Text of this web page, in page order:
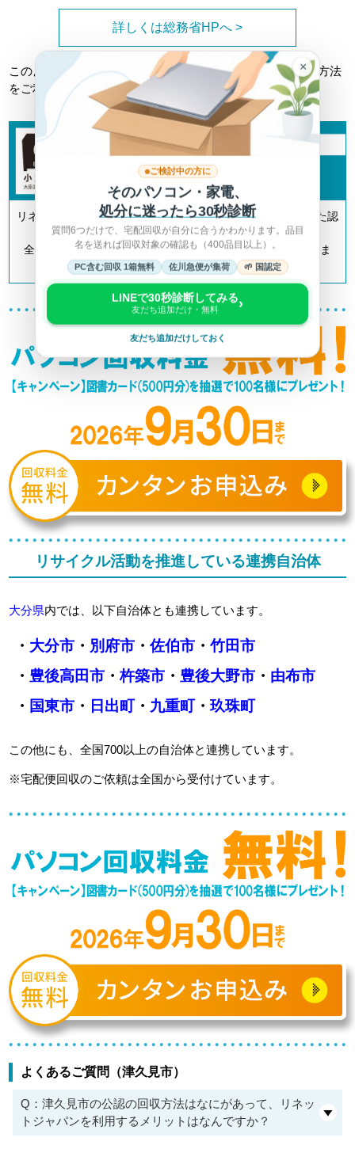
詳しくは総務省HPへ >
このようなトラブルに巻き込まれない為にも、正しい回収方法
をご利用ください。
リネットジャパンは「小型家電リサイクル法」の認定を受けた認
定事業者です。
全国700以上の自治体とも連携してリサイクルを推進していま
す。
リサイクル活動を推進している連携自治体
大分県内では、以下自治体とも連携しています。
・ 大分市・ 別府市・ 佐伯市・ 竹田市
・ 豊後高田市・杵築市・ 豊後大野市・ 由布市
・ 国東市・ 日出町・ 九重町・ 玖珠町
この他にも、全国700以上の自治体と連携しています。
※宅配便回収のご依頼は全国から受付けています。
よくあるご質問（津久見市）
Q：津久見市の公認の回収方法はなにがあって、リネッ
トジャパンを利用するメリットはなんですか？
×
ご検討中の方に
そのパソコン・家電、
処分に迷ったら30秒診断
質問6つだけで、宅配回収が自分に合うかわかります。品目
名を送れば回収対象の確認も（400品目以上）。
PC含む回収 1箱無料 佐川急便が集荷 🌱 国認定
LINEで30秒診断してみる
友だち追加だけ・無料 ›
友だち追加だけしておく